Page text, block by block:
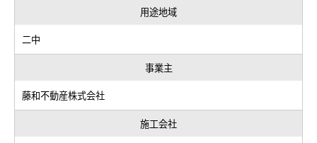
用途地域
二中
事業主
藤和不動産株式会社
施工会社